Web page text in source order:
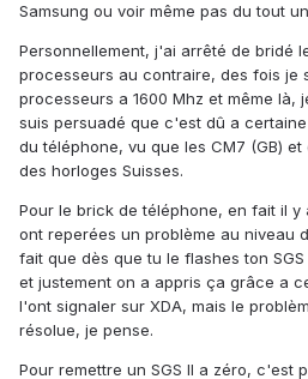
Samsung ou voir même pas du tout
Personnellement, j'ai arrêté de bridé
processeurs au contraire, des fois je
processeurs a 1600 Mhz et même là,
suis persuadé que c'est dû a certaine
du téléphone, vu que les CM7 (GB) et
des horloges Suisses.
Pour le brick de téléphone, en fait il y
ont reperées un problème au niveau
fait que dès que tu le flashes ton
et justement on a appris ça grâce a
l'ont signaler sur XDA, mais le
résolue, je pense.
Pour remettre un SGS II a zéro, c'est